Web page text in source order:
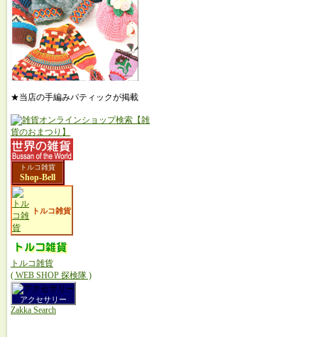
★当店の手編みパティックが掲載
トルコ雑貨
Shop-Bell
トルコ雑貨
トルコ雑貨
( WEB SHOP 探検隊 )
アクセサリー
Zakka Search